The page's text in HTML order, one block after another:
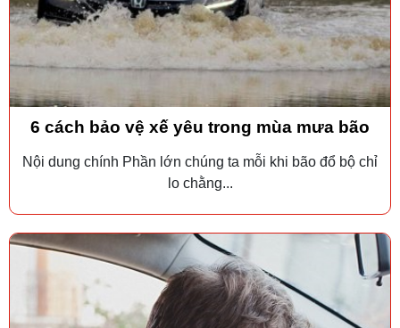
6 cách bảo vệ xế yêu trong mùa mưa bão
Nội dung chính Phần lớn chúng ta mỗi khi bão đổ bộ chỉ
lo chằng...